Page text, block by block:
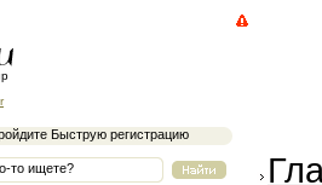
Быструю регистрацию